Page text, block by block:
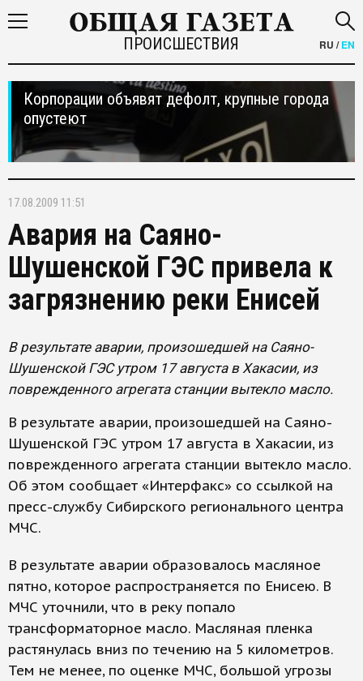
ПРОИСШЕСТВИЯ RU /EN
Корпорации объявят дефолт, крупные города
опустеют
17.08.2009 11:51
Авария на Саяно-
Шушенской ГЭС привела к
загрязнению реки Енисей
В результате аварии, произошедшей на Саяно-
Шушенской ГЭС утром 17 августа в Хакасии, из
поврежденного агрегата станции вытекло масло.
В результате аварии, произошедшей на Саяно-
Шушенской ГЭС утром 17 августа в Хакасии, из
поврежденного агрегата станции вытекло масло.
Об этом сообщает «Интерфакс» со ссылкой на
пресс-службу Сибирского регионального центра
МЧС.
В результате аварии образовалось масляное
пятно, которое распространяется по Енисею. В
МЧС уточнили, что в реку попало
трансформаторное масло. Масляная пленка
растянулась вниз по течению на 5 километров.
Тем не менее, по оценке МЧС, большой угрозы